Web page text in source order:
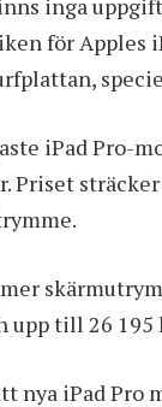
inga
för Apples
iPad Pro-
Priset
upp till 26 195
nya iPad Pro